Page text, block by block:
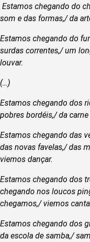
Estamos chegando do
som e das formas,/ da
Estamos chegando do
surdas correntes,/ um
louvar.
(…)
Estamos chegando dos
pobres bordéis,/ da
Estamos chegando das
das novas favelas,/ das
viemos dançar.
Estamos chegando dos
chegando nos loucos
chegamos,/ viemos
Estamos chegando dos
da escola de samba,/